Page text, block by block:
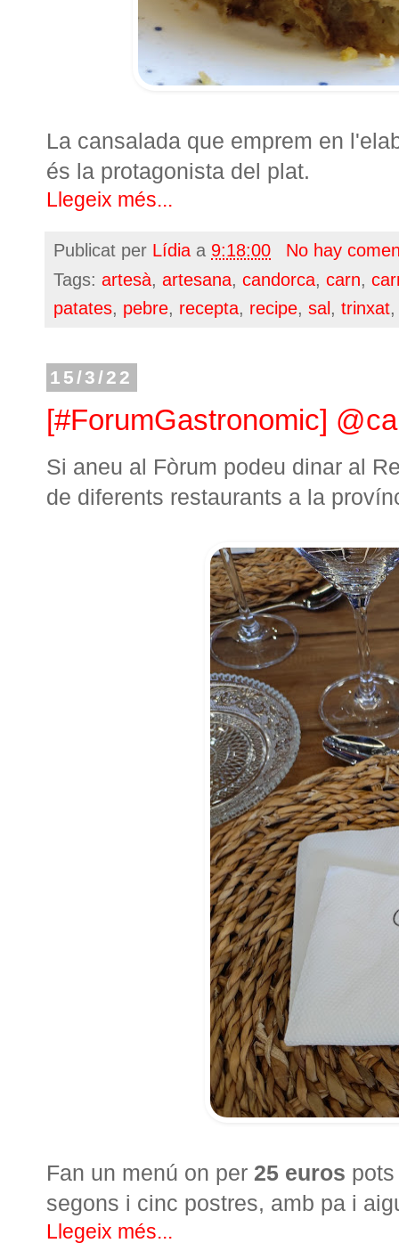
La cansalada que emprem en
és la protagonista del plat.
Llegeix més...
Publicat per Lídia a 9:18:00
No hay
Tags: artesà, artesana, candorca, carn,
patates, pebre, recepta, recipe, sal , trinxat
15/3/22
[#ForumGastronomic]
Si aneu al Fòrum podeu dinar al
de diferents restaurants a la
Fan un menú on per 25 euros
segons i cinc postres, amb pa i
Llegeix més...